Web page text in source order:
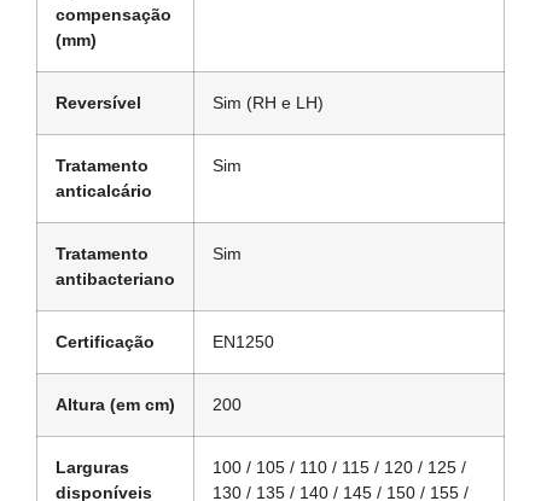
compensação
(mm)
Reversível Sim (RH e LH)
Tratamento
anticalcário
Sim
Tratamento
antibacteriano
Sim
Certificação EN1250
Altura (em cm) 200
Larguras
disponíveis
100 / 105 / 110 / 115 / 120 / 125 /
130 / 135 / 140 / 145 / 150 / 155 /